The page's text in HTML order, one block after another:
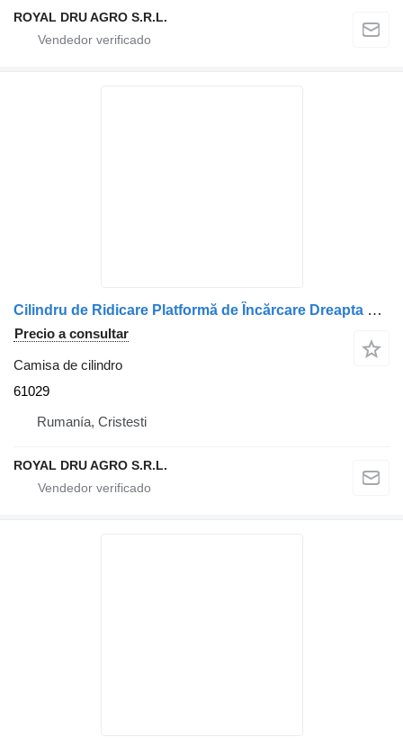
ROYAL DRU AGRO S.R.L.
Cilindru de Ridicare Platformă de Încărcare Dreapta 61029 camisa de cilindro para Scania 6574 camión
Precio a consultar
Camisa de cilindro
61029
Rumanía, Cristesti
ROYAL DRU AGRO S.R.L.